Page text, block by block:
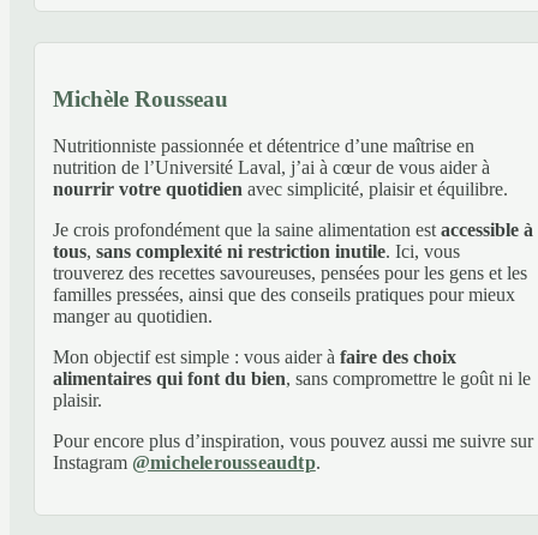
Michèle Rousseau
Nutritionniste passionnée et détentrice d’une maîtrise en
nutrition de l’Université Laval, j’ai à cœur de vous aider à
nourrir votre quotidien avec simplicité, plaisir et équilibre.
Je crois profondément que la saine alimentation est accessible à
tous, sans complexité ni restriction inutile. Ici, vous
trouverez des recettes savoureuses, pensées pour les gens et les
familles pressées, ainsi que des conseils pratiques pour mieux
manger au quotidien.
Mon objectif est simple : vous aider à faire des choix
alimentaires qui font du bien, sans compromettre le goût ni le
plaisir.
Pour encore plus d’inspiration, vous pouvez aussi me suivre sur
Instagram @michelerousseaudtp.